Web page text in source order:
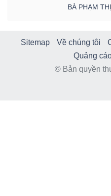
BÀ PHẠM
Sitemap Về chúng tôi
Quảng
© Bản quyền